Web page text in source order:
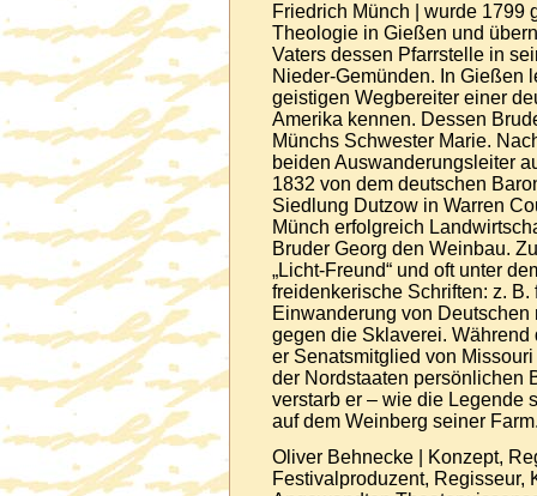
Friedrich Münch | wurde 1799
Theologie in Gießen und
Vaters dessen Pfarrstelle in
Nieder-Gemünden. In Gießen
geistigen Wegbereiter einer
Amerika kennen. Dessen
Münchs Schwester Marie.
beiden Auswanderungsleiter
1832 von dem deutschen
Siedlung Dutzow in Warren
Münch erfolgreich
Bruder Georg den Weinbau.
„Licht-Freund“ und oft unter
freidenkerische Schriften: z. B.
Einwanderung von
gegen die Sklaverei.
er Senatsmitglied von
der Nordstaaten persönlichen
verstarb er – wie die Legende
auf dem Weinberg seiner
Oliver Behnecke | Konzept,
Festivalproduzent, Regisseur,